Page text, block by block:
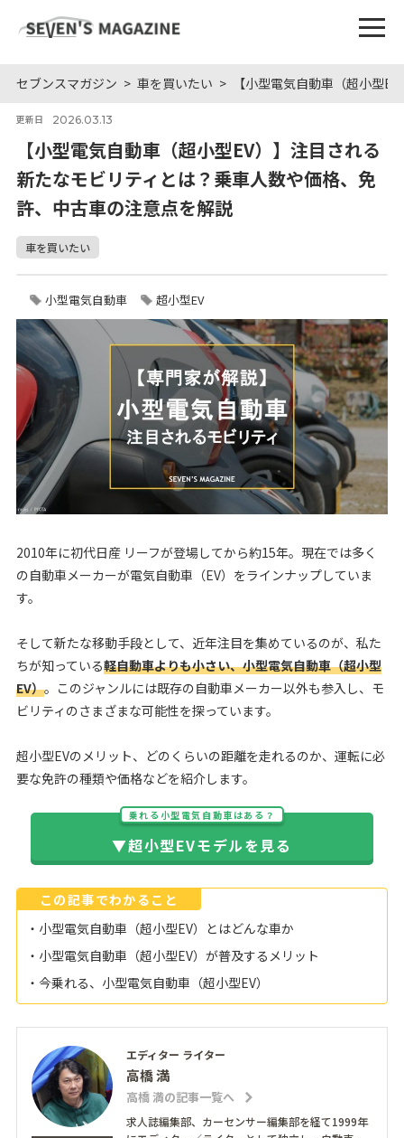
セブンスマガジン 車を買いたい 【小型電気自動車（超小型
更新日 2026.03.13
【小型電気自動車（超小型EV）】注目される
新たなモビリティとは？乗車人数や価格、免
許、中古車の注意点を解説
車を買いたい
小型電気自動車 超小型EV
2010年に初代日産 リーフが登場してから約15年。現在では多く
の自動車メーカーが電気自動車（EV）をラインナップしていま
す。
そして新たな移動手段として、近年注目を集めているのが、私た
ちが知っている軽自動車よりも小さい、小型電気自動車（超小型
EV）。このジャンルには既存の自動車メーカー以外も参入し、モ
ビリティのさまざまな可能性を探っています。
超小型EVのメリット、どのくらいの距離を走れるのか、運転に必
要な免許の種類や価格などを紹介します。
乗れる小型電気自動車はある？
▼超小型EVモデルを見る
この記事でわかること
・小型電気自動車（超小型EV）とはどんな車か
・小型電気自動車（超小型EV）が普及するメリット
・今乗れる、小型電気自動車（超小型EV）
エディター ライター
高橋 満
高橋 満の記事一覧へ
求人誌編集部、カーセンサー編集部を経て1999年